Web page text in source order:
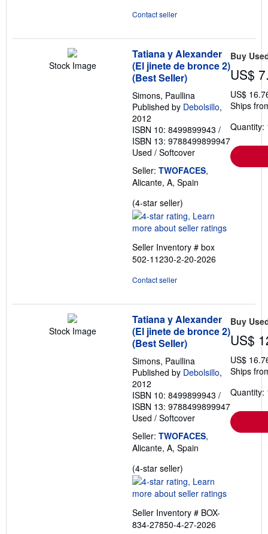
Contact seller
Stock Image
Tatiana y Alexander
(El jinete de bronce 2)
(Best Seller)
Simons, Paullina
Published by Debolsillo,
2012
ISBN 10: 8499899943 /
ISBN 13: 9788499899947
Used / Softcover
Seller: TWOFACES,
Alicante, A, Spain
(4-star seller)
rating
4
of
5
Seller Inventory # box
502-11230-2-20-2026
Contact seller
Buy
US$
US$
Ships
Quantity:
Stock Image
Tatiana y Alexander
(El jinete de bronce 2)
(Best Seller)
Simons, Paullina
Published by Debolsillo,
2012
ISBN 10: 8499899943 /
ISBN 13: 9788499899947
Used / Softcover
Seller: TWOFACES,
Alicante, A, Spain
(4-star seller)
rating
4
of
5
Seller Inventory # BOX-
834-27850-4-27-2026
Buy
US$
US$
Ships
Quantity: